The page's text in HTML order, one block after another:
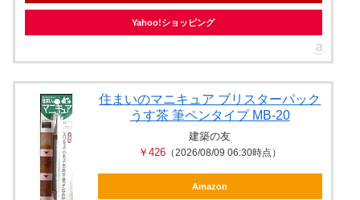
Yahoo!ショッピング
住まいのマニキュア ブリスターパック
うす茶 筆ペンタイプ MB-20
建築の友
￥426 （2026/08/09 06:30時点）
Amazon